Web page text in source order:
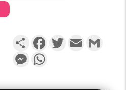
PartagerFacebookTwitterEmail
Messenger